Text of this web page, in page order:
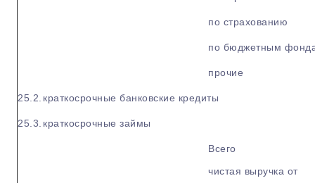
по страхованию
по бюджетным
прочие
25.2. краткосрочные банковские кредиты
25.3. краткосрочные займы
Всего
чистая выручка от